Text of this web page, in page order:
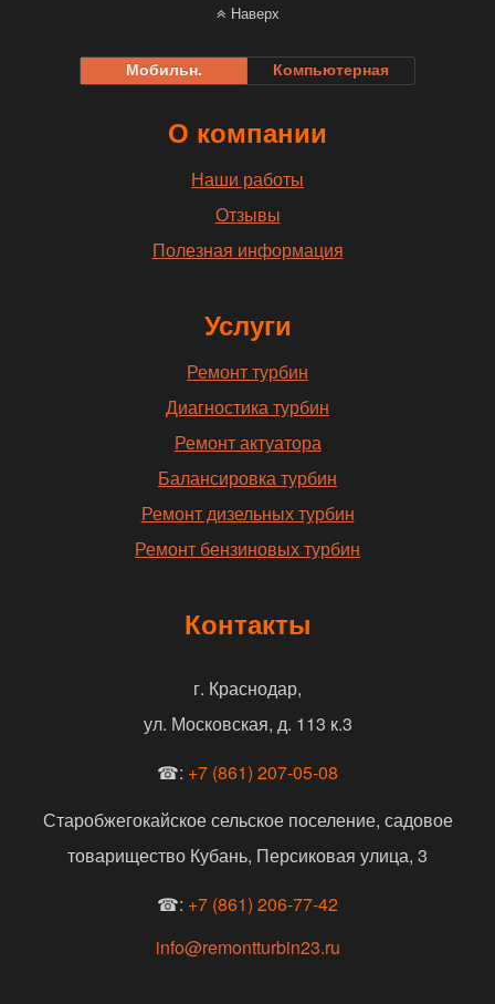
Наверх
Мобильн. Компьютерная
О компании
Наши работы
Отзывы
Полезная информация
Услуги
Ремонт турбин
Диагностика турбин
Ремонт актуатора
Балансировка турбин
Ремонт дизельных турбин
Ремонт бензиновых турбин
Контакты
г. Краснодар,
ул. Московская, д. 113 к.3
☎: +7 (861) 207-05-08
Старобжегокайское сельское поселение, садовое
товарищество Кубань, Персиковая улица, 3
☎: +7 (861) 206-77-42
info@remontturbin23.ru